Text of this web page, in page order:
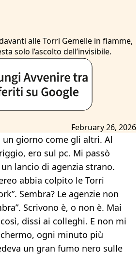
alle Torri Gemelle in fiamme,
solo l’ascolto dell’invisibile.
February 26, 2026
un giorno come gli altri. Al
ero sul pc. Mi passò
lancio di agenzia strano.
abbia colpito le Torri
Sembra? Le agenzie non
Scrivono è, o non è. Mai
dissi ai colleghi. E non mi
ogni minuto più
un gran fumo nero sulle